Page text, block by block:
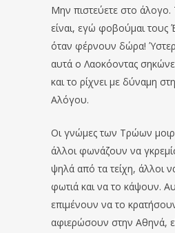
Μην πιστεύετε στο άλογο.
είναι, εγώ φοβούμαι τους
όταν φέρνουν δώρα!
αυτά ο Λαοκόοντας
και το ρίχνει με δύναμη
Αλόγου.
Οι γνώμες των Τρώων
άλλοι φωνάζουν να
ψηλά από τα τείχη, άλλοι
φωτιά και να το κάψουν.
επιμένουν να το
αφιερώσουν στην Αθηνά,